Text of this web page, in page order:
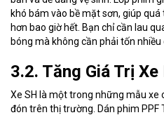
khó bám vào bề mặt sơn, giúp
hơn bao giờ hết. Bạn chỉ cần lau
bóng mà không cần phải tốn nhiều
3.2. Tăng Giá Trị Xe
Xe SH là một trong những mẫu xe
đón trên thị trường. Dán phim PPF